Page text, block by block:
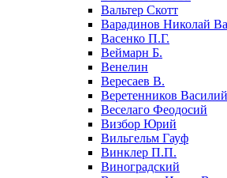
Вальтер Скотт
Варадинов Николай
Васенко П.Г.
Веймарн Б.
Венелин
Вересаев В.
Веретенников Василий
Веселаго Феодосий
Визбор Юрий
Вильгельм Гауф
Винклер П.П.
Виноградский